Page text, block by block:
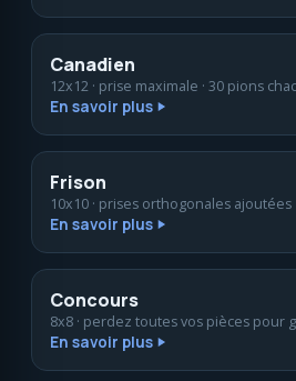
Canadien
12x12 · prise maximale · 30 pions
En savoir plus
Frison
10x10 · prises orthogonales ajoutées
En savoir plus
Concours
8x8 · perdez toutes vos pièces pour
En savoir plus